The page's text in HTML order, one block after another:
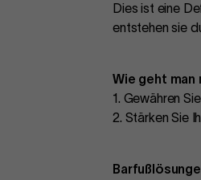
Dies ist eine
entstehen sie
Wie geht man
1. Gewähren
2. Stärken Sie